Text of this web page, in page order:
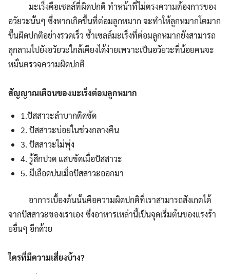
มะเร็งคือเซลล์ที่ผิดปกติ ทำหน้าที่ไม่ตรงความต้องการของ
อวัยวะนั้นๆ ซึ่งหากเกิดขึ้นที่ต่อมลูกหมาก จะทำให้ลูกหมากโตมาก
ขึ้นผิดปกติอย่างรวดเร็ว ซ้ำเซลล์มะเร็งที่ต่อมลูกหมากยังสามารถ
ลุกลามไปยังอวัยวะใกล้เคียงได้ง่ายเพราะเป็นอวัยวะที่น้อยคนจะ
หมั่นตรวจความผิดปกติ
สัญญาณเตือนของมะเร็งต่อมลูกหมาก
1.ปัสสาวะลำบากติดขัด
2. ปัสสาวะบ่อยในช่วงกลางคืน
3. ปัสสาวะไม่พุ่ง
4. รู้สึกปวด แสบขัดเมื่อปัสสาวะ
5. มีเลือดปนเมื่อปัสสาวะออกมา
อาการเบื้องต้นนั้นคือความผิดปกติที่เราสามารถสังเกตได้
จากปัสสาวะของเราเอง ซึ่งอาหารเหล่านี้เป็นจุดเริ่มต้นของแรงร้า
ยอื่นๆ อีกด้วย
ใครที่มีความเสี่ยงบ้าง?